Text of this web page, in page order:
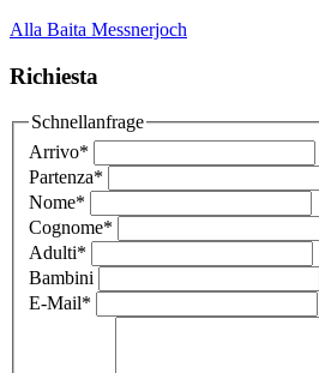
Alla Baita Messnerjoch
Richiesta
Schnellanfrage
Arrivo*
Partenza*
Nome*
Cognome*
Adulti*
Bambini
E-Mail*